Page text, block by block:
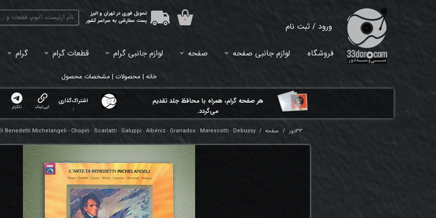
ورود / ثبت نام
خروج از حساب کاربری
تحویل فوری در تهران و البرز
پست سفارشی به سراسر کشور
۰
فروشگاه لوازم جانبی صفحه صفحه لوازم جانبی گرام قطعات گرام گرام
خانه | محصولات | مشخصات محصول
هر ​صفحه گرام، همراه با محافظ جلد تقدیم
می‌گردد.
اشتراک‌گذاری
:
کپی لینک تلگرام
33دور صفحه Benedetti Michelangeli - Chopin · Scarlatti · Galuppi · Albéniz · Granados · Marescotti · Debussy